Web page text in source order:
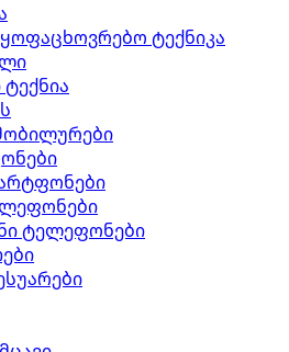
ტექნიკა
ტელეფონები